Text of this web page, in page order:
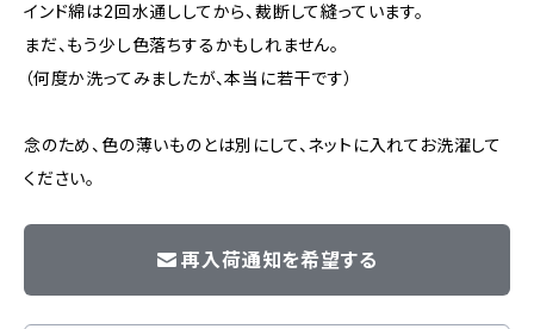
インド綿は2回水通ししてから、裁断して縫っています。
まだ、もう少し色落ちするかもしれません。
（何度か洗ってみましたが、本当に若干です）
念のため、色の薄いものとは別にして、ネットに入れてお洗濯して
ください。
再入荷通知を希望する